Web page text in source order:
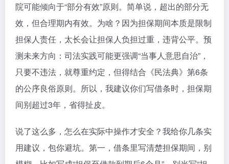
院可能倾向于“部分有效”原则。简单说，超出的部分无
效，但合理期内有效。为啥？因为担保期间本质是限制
担保人责任，太长会让担保人负担过重，违背公平。预
测未来方向：司法实践可能更强调“当事人意思自治”，
只要不违法，就尊重约定，但得结合《民法典》第6条
的公序良俗原则。所以，我建议你们写借条时，担保期
间别超过3年，省得扯皮。
说了这么多，怎么在实际中操作才安全？我给你几条实
用建议，包你避坑。第一，借条里写清楚担保期间，别